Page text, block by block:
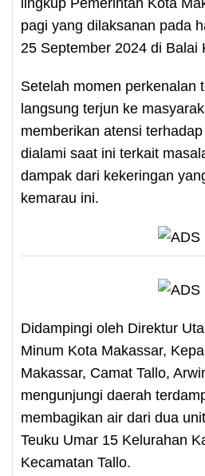
pagi yang dilaksanan pada
25 September 2024 di Balai
Setelah momen perkenalan
langsung terjun ke
memberikan atensi
dialami saat ini terkait
dampak dari kekeringan
kemarau ini.
Didampingi oleh Direktur
Minum Kota Makassar,
Makassar, Camat Tallo,
mengunjungi daerah
membagikan air dari dua
Teuku Umar 15 Kelurahan
Kecamatan Tallo.